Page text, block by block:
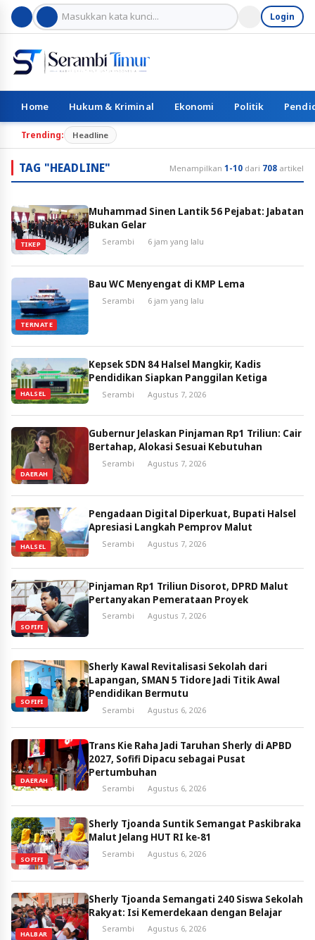
Login
Home Hukum & Kriminal Ekonomi Politik
Trending: Headline
TAG "HEADLINE" Menampilkan 1-10 dari 708 artikel
TIKEP
Muhammad Sinen Lantik 56 Pejabat: Jabatan
Bukan Gelar
Serambi 6 jam yang lalu
TERNATE
Bau WC Menyengat di KMP Lema
Serambi 6 jam yang lalu
HALSEL
Kepsek SDN 84 Halsel Mangkir, Kadis
Pendidikan Siapkan Panggilan Ketiga
Serambi Agustus 7, 2026
DAERAH
Gubernur Jelaskan Pinjaman Rp1 Triliun: Cair
Bertahap, Alokasi Sesuai Kebutuhan
Serambi Agustus 7, 2026
HALSEL
Pengadaan Digital Diperkuat, Bupati Halsel
Apresiasi Langkah Pemprov Malut
Serambi Agustus 7, 2026
SOFIFI
Pinjaman Rp1 Triliun Disorot, DPRD Malut
Pertanyakan Pemerataan Proyek
Serambi Agustus 7, 2026
SOFIFI
Sherly Kawal Revitalisasi Sekolah dari
Lapangan, SMAN 5 Tidore Jadi Titik Awal
Pendidikan Bermutu
Serambi Agustus 6, 2026
DAERAH
Trans Kie Raha Jadi Taruhan Sherly di APBD
2027, Sofifi Dipacu sebagai Pusat
Pertumbuhan
Serambi Agustus 6, 2026
SOFIFI
Sherly Tjoanda Suntik Semangat Paskibraka
Malut Jelang HUT RI ke-81
Serambi Agustus 6, 2026
HALBAR
Sherly Tjoanda Semangati 240 Siswa Sekolah
Rakyat: Isi Kemerdekaan dengan Belajar
Serambi Agustus 6, 2026